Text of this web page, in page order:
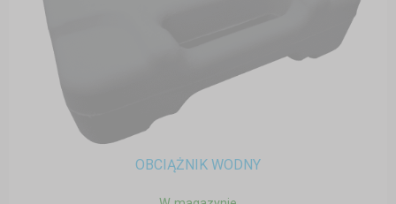
OBCIĄŻNIK WODNY